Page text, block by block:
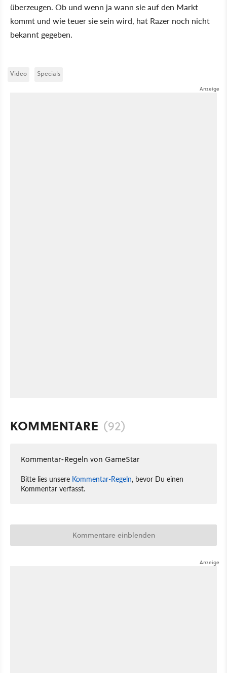
überzeugen. Ob und wenn ja wann sie auf den Markt
kommt und wie teuer sie sein wird, hat Razer noch nicht
bekannt gegeben.
Video Specials
KOMMENTARE (92)
Kommentar-Regeln von GameStar
Bitte lies unsere Kommentar-Regeln, bevor Du einen
Kommentar verfasst.
Kommentare einblenden